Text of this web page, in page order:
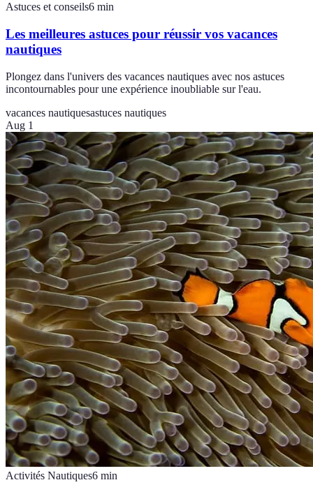
Astuces et conseils6 min
Les meilleures astuces pour réussir vos vacances
nautiques
Plongez dans l'univers des vacances nautiques avec nos astuces
incontournables pour une expérience inoubliable sur l'eau.
vacances nautiquesastuces nautiques
Aug 1
Activités Nautiques6 min